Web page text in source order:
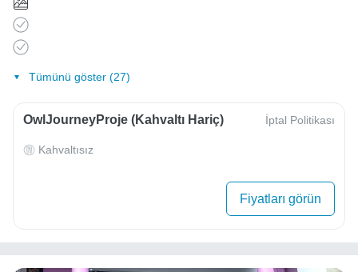
Tümünü göster (27)
OwlJourneyProje (Kahvaltı Hariç) İptal Politikası
Kahvaltısız
Fiyatları görün